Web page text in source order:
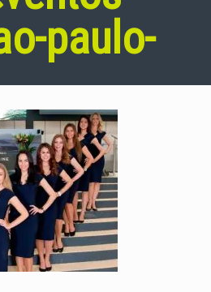
paulo-